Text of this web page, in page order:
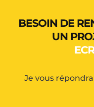
BESOIN DE
UN
Je vous